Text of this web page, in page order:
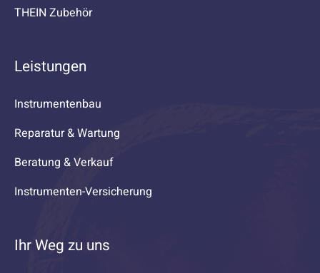
THEIN Zubehör
Leistungen
Instrumentenbau
Reparatur & Wartung
Beratung & Verkauf
Instrumenten-Versicherung
Ihr Weg zu uns